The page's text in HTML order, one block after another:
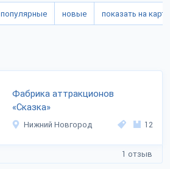
популярные новые показать на карте
Фабрика аттракционов
«Сказка»
Нижний Новгород 12
1 отзыв